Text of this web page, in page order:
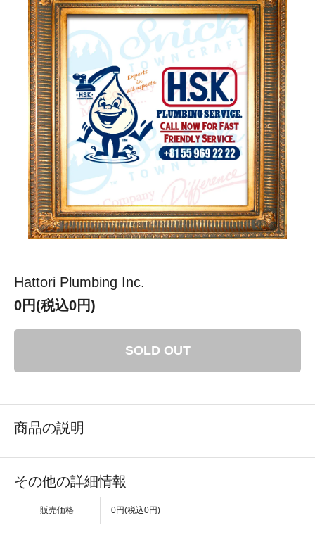
Hattori Plumbing Inc.
0円(税込0円)
SOLD OUT
商品の説明
その他の詳細情報
販売価格 0円(税込0円)